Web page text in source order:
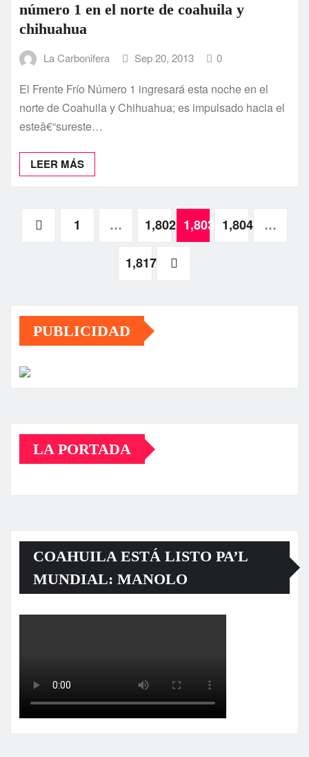
número 1 en el norte de coahuila y
chihuahua
La Carbonifera Sep 20, 2013 0
El Frente Frí­o Número 1 ingresará esta noche en el
norte de Coahuila y Chihuahua; es impulsado hacia el
esteâ€“sureste…
LEER MÁS
Paginación
entradas
1 … 1,802 1,803 1,804 …
1,817
PUBLICIDAD
LA PORTADA
COAHUILA ESTÁ LISTO PA’L
MUNDIAL: MANOLO